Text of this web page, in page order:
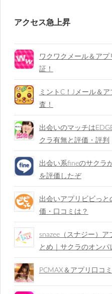
アクセス急上昇
ワクワクメール＆ア
証！
ミントC！Jメール＆
査！
出会いのマッチは
クラ有無と評価・評判
出会い系fineのサクラ
を評価したぞ
出会いアプリビビっ
価・口コミは？
snazee（スナジー）
とめ｜サクラのオンパ
PCMAX＆アプリ口コ